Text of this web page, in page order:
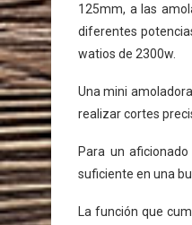
125mm, a las
diferentes
watios de 2300w.
Una mini
realizar cortes
Para un
suficiente en una
La función que